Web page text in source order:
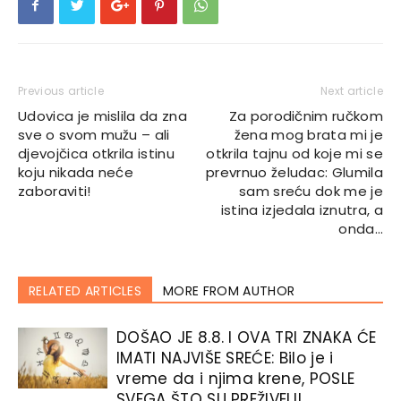
Previous article
Udovica je mislila da zna
sve o svom mužu – ali
djevojčica otkrila istinu
koju nikada neće
zaboraviti!
Next article
Za porodičnim ručkom
žena mog brata mi je
otkrila tajnu od koje mi se
prevrnuo želudac: Glumila
sam sreću dok me je
istina izjedala iznutra, a
onda…
RELATED ARTICLES MORE FROM AUTHOR
DOŠAO JE 8.8. I OVA TRI ZNAKA ĆE
IMATI NAJVIŠE SREĆE: Bilo je i
vreme da i njima krene, POSLE